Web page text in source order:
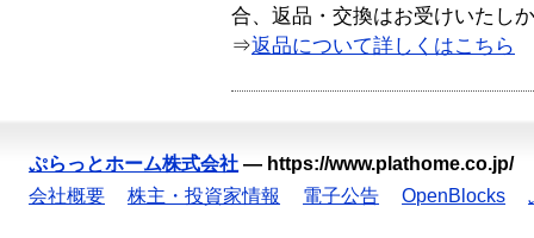
合、返品・交換はお受けいたし
⇒返品について詳しくはこちら
ぷらっとホーム株式会社 — https://www.plathome.co.jp/
会社概要
株主・投資家情報 電子公告 OpenBlocks